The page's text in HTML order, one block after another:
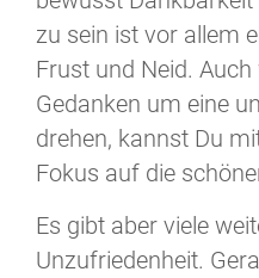
zu sein ist vor allem
Frust und Neid.
Gedanken um eine
drehen, kannst Du
Fokus auf die
Es gibt aber viele
Unzufriedenheit.